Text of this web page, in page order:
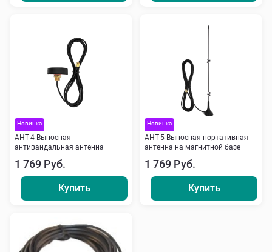
Новинка
АНТ-4 Выносная
антивандальная антенна
1 769 Руб.
Купить
Новинка
АНТ-5 Выносная портативная
антенна на магнитной базе
1 769 Руб.
Купить